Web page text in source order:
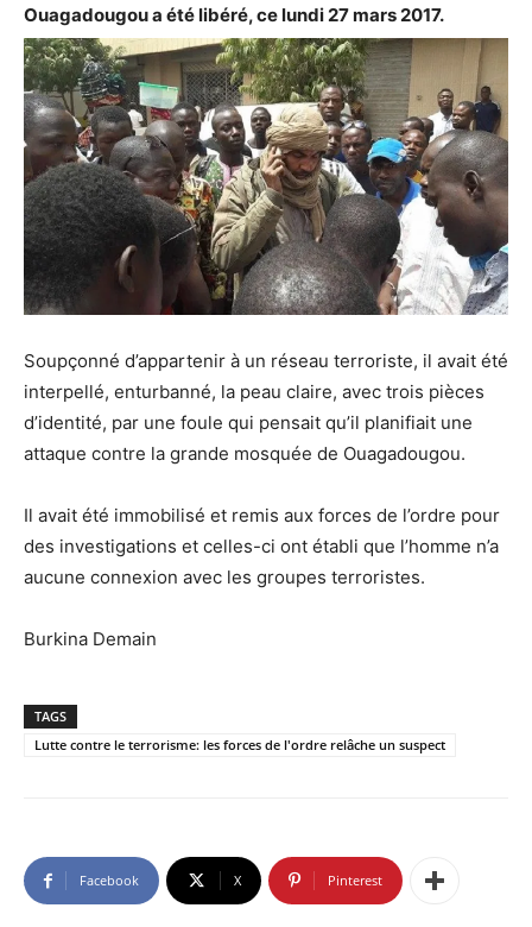
Ouagadougou a été libéré, ce lundi 27 mars 2017.
Soupçonné d’appartenir à un réseau terroriste, il avait été
interpellé, enturbanné, la peau claire, avec trois pièces
d’identité, par une foule qui pensait qu’il planifiait une
attaque contre la grande mosquée de Ouagadougou.
Il avait été immobilisé et remis aux forces de l’ordre pour
des investigations et celles-ci ont établi que l’homme n’a
aucune connexion avec les groupes terroristes.
Burkina Demain
TAGS
Lutte contre le terrorisme: les forces de l'ordre relâche un suspect
Facebook X Pinterest